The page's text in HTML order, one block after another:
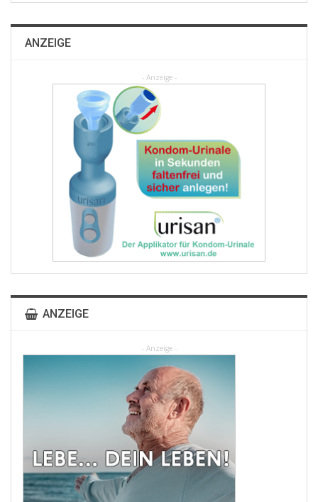
ANZEIGE
- Anzeige -
ANZEIGE
- Anzeige -